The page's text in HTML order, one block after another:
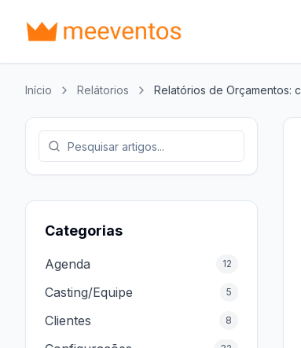
Início Relátorios
Categorias
Agenda 12
Casting/Equipe 5
Clientes 8